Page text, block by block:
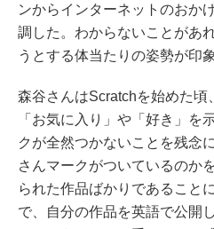
ンからインターネットのおか
調した。わからないことがあ
うとする体当たりの姿勢が印象
森谷さんはScratchを始めた頃
「お気に入り」や「好き」を
クが全然つかないことを残念
さんマークがついているのか
られた作品ばかりであること
で、自分の作品を英語で公開